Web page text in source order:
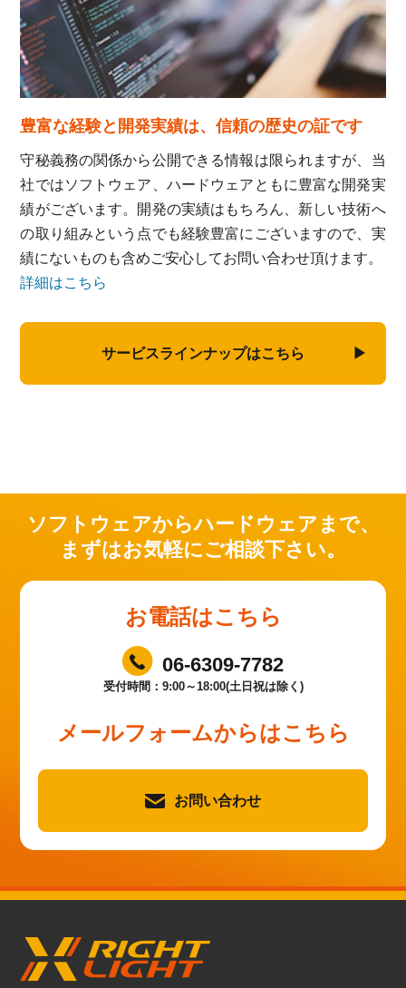
豊富な経験と開発実績は、信頼の歴史の証です
守秘義務の関係から公開できる情報は限られますが、当
社ではソフトウェア、ハードウェアともに豊富な開発実
績がございます。開発の実績はもちろん、新しい技術へ
の取り組みという点でも経験豊富にございますので、実
績にないものも含めご安心してお問い合わせ頂けます。
詳細はこちら
サービスラインナップはこちら
ソフトウェアからハードウェアまで、
まずはお気軽にご相談下さい。
お電話はこちら
06-6309-7782
受付時間：9:00～18:00(土日祝は除く)
メールフォームからはこちら
お問い合わせ